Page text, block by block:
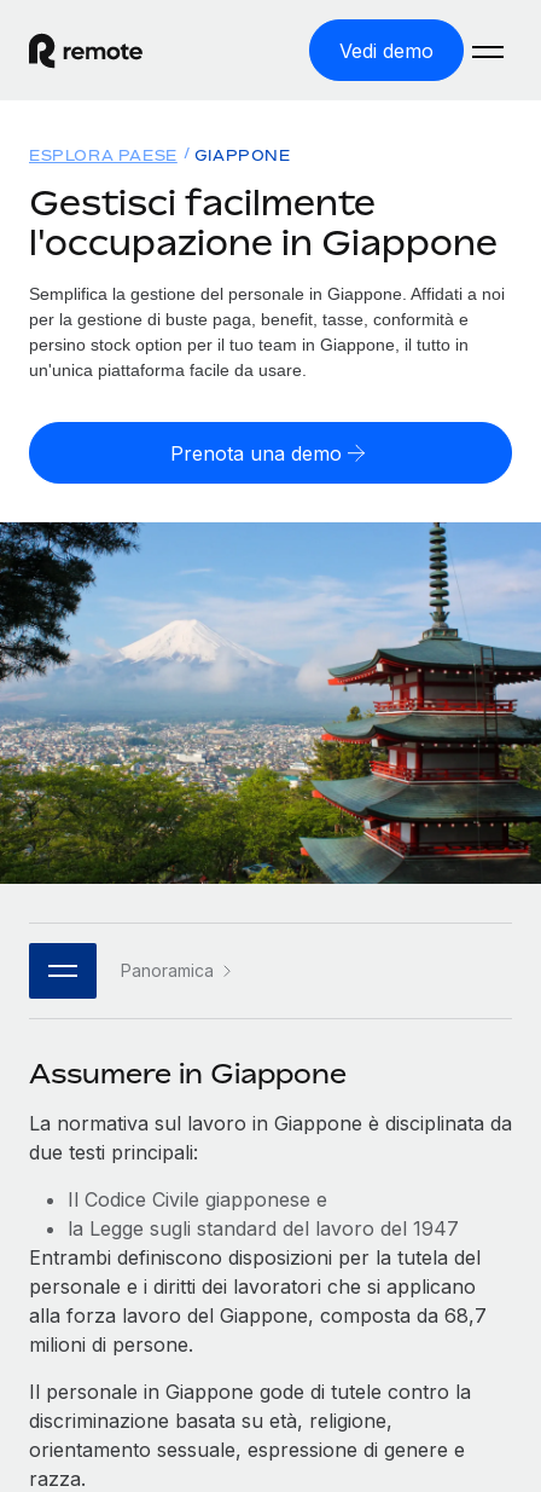
Vedi demo
ASSUMI NEL MONDO
Global Payroll
Gestisci il payroll a norma, in tutta semplicità
Employer of Record
Contractor Management
SERVICES
Chiedi a un esperto
Affidati agli esperti per la gestione HR e la
compliance globale
Soluzioni
COPERTURA GLOBALE
Ricerca paesi
Trova i servizi di supporto all’impiego per ogni Paese
Confronta Remote
Scopri come ci confrontiamo con gli altri
DIVENTA NOSTRO PARTNER
Partner tecnologici strategici
Integra l'HR globale nella tua piattaforma in modo
flessibile
CASE STUDIES
Tariffe
English
Nederlands
Français
Deutsch
Español
Italiano
Português (Portugal)
日本語
한국어
中文（简体）
Login
ESPLORA PAESE GIAPPONE
Gestisci facilmente
l'occupazione in Giappone
Semplifica la gestione del personale in Giappone. Affidati a noi
per la gestione di buste paga, benefit, tasse, conformità e
persino stock option per il tuo team in Giappone, il tutto in
un'unica piattaforma facile da usare.
Prenota una demo
Panoramica
Assumere in Giappone
La normativa sul lavoro in Giappone è disciplinata da
due testi principali:
Il Codice Civile giapponese e
la Legge sugli standard del lavoro del 1947
Entrambi definiscono disposizioni per la tutela del
personale e i diritti dei lavoratori che si applicano
alla forza lavoro del Giappone, composta da 68,7
milioni di persone.
Il personale in Giappone gode di tutele contro la
discriminazione basata su età, religione,
orientamento sessuale, espressione di genere e
razza.